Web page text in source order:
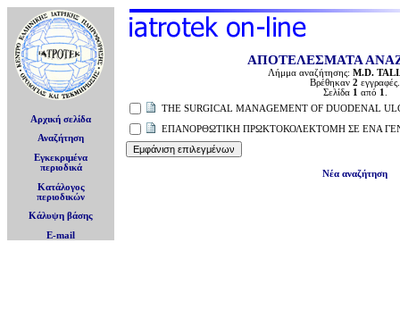
Αρχική σελίδα
Αναζήτηση
Εγκεκριμένα
περιοδικά
Κατάλογος
περιοδικών
Κάλυψη βάσης
E-mail
ΑΠΟΤΕΛΕΣΜΑΤΑ
Λήμμα αναζήτησης: M.D.
Βρέθηκαν 2 εγγραφές.
Σελίδα 1 από 1
THE SURGICAL MANAGEMENT OF DUODENAL
ΕΠΑΝΟΡΘΩΤΙΚΗ ΠΡΩΚΤΟΚΟΛΕΚΤΟΜΗ ΣΕ ΕΝΑ
Νέα αναζήτηση